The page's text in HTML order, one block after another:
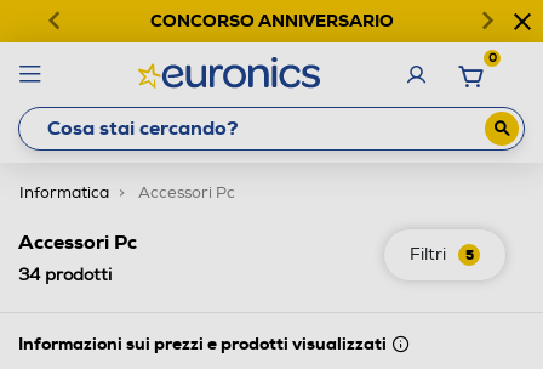
CONCORSO ANNIVERSARIO
0
Informatica Accessori Pc
Filtri 5
Accessori Pc
34prodotti
Informazioni sui prezzi e prodotti visualizzati